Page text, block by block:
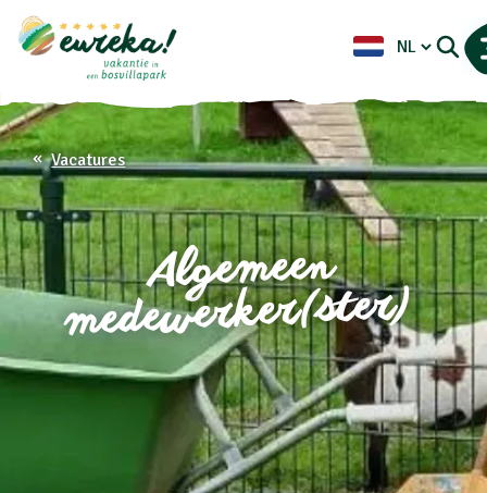
Algemeen
medewerker(ster)
Vacatures